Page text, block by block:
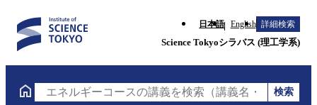
日本語 English 詳細検索
Science Tokyoシラバス (理工学系)
エネルギーコースの講義を検索（講義名・科目コード
検索